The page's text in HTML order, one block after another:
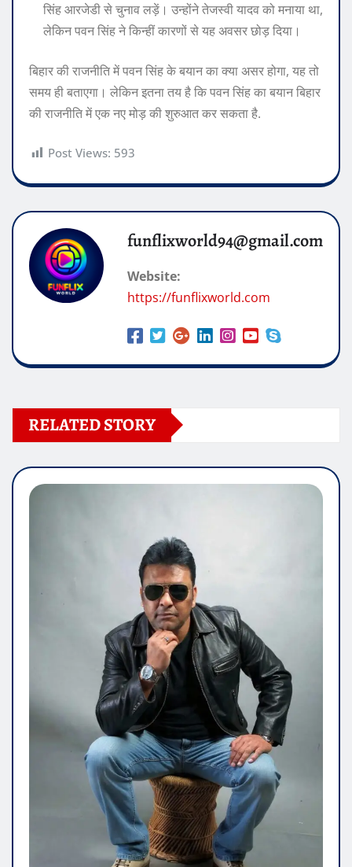
सिंह आरजेडी से चुनाव लड़ें। उन्होंने तेजस्वी यादव को मनाया था,
लेकिन पवन सिंह ने किन्हीं कारणों से यह अवसर छोड़ दिया।
बिहार की राजनीति में पवन सिंह के बयान का क्या असर होगा, यह तो
समय ही बताएगा। लेकिन इतना तय है कि पवन सिंह का बयान बिहार
की राजनीति में एक नए मोड़ की शुरुआत कर सकता है.
Post Views: 593
funflixworld94@gmail.com
Website:
https://funflixworld.com
RELATED STORY